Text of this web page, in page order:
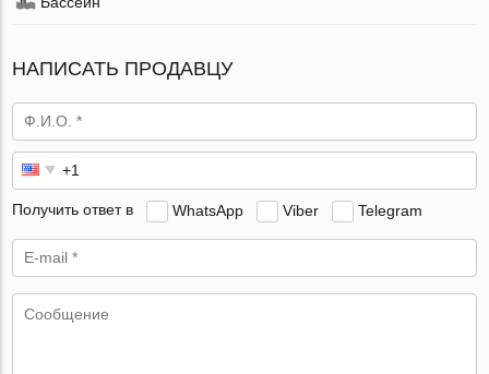
НАПИСАТЬ ПРОДАВЦУ
Получить ответ в WhatsApp Viber Telegram